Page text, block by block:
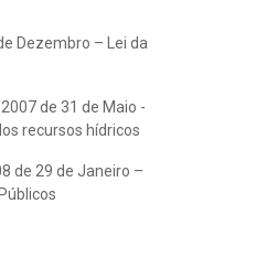
Dezembro – Lei da
de 31 de Maio -
recursos hídricos
de 29 de Janeiro –